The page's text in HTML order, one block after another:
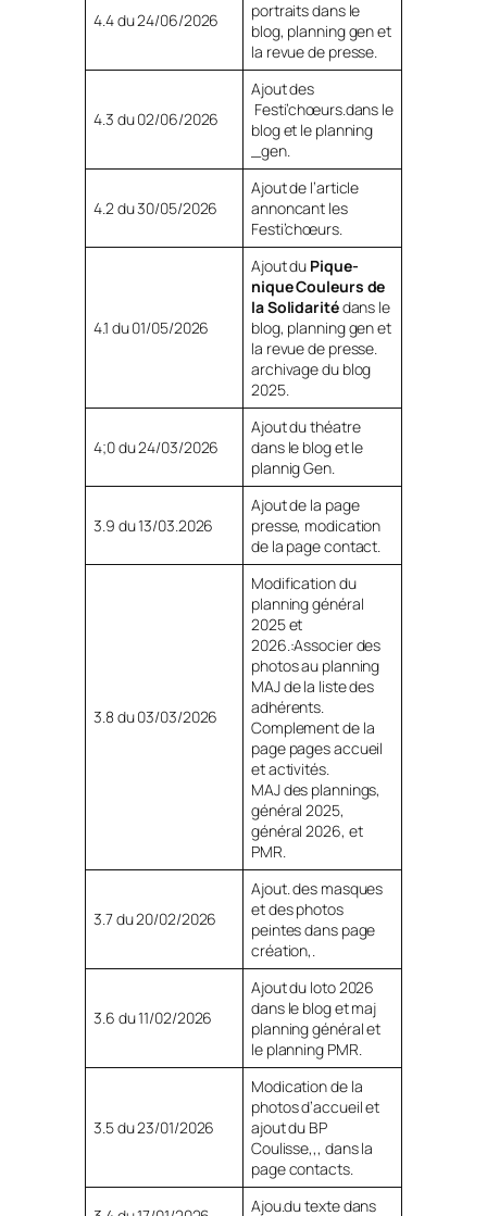
4.4 du 24/06/2026
portraits dans le
blog, planning gen et
la revue de presse.
4.3 du 02/06/2026
Ajout des
Festi’chœurs.dans le
blog et le planning
_gen.
4.2 du 30/05/2026
Ajout de l’article
annoncant les
Festi’chœurs.
4.1 du 01/05/2026
Ajout du Pique-
nique Couleurs de
la Solidaritédans le
blog, planning gen et
la revue de presse.
archivage du blog
2025.
4;0 du 24/03/2026
Ajout du théatre
dans le blog et le
plannig Gen.
3.9 du 13/03.2026
Ajout de la page
presse, modication
de la page contact.
3.8 du 03/03/2026
Modification du
planning général
2025 et
2026.:Associer des
photos au planning
MAJ de la liste des
adhérents.
Complement de la
page pages accueil
et activités.
MAJ des plannings,
général 2025,
général 2026, et
PMR.
3.7 du 20/02/2026
Ajout. des masques
et des photos
peintes dans page
création,.
3.6 du 11/02/2026
Ajout du loto 2026
dans le blog et maj
planning général et
le planning PMR.
3.5 du 23/01/2026
Modication de la
photos d’accueil et
ajout du BP
Coulisse,,, dans la
page contacts.
Ajou.du texte dans